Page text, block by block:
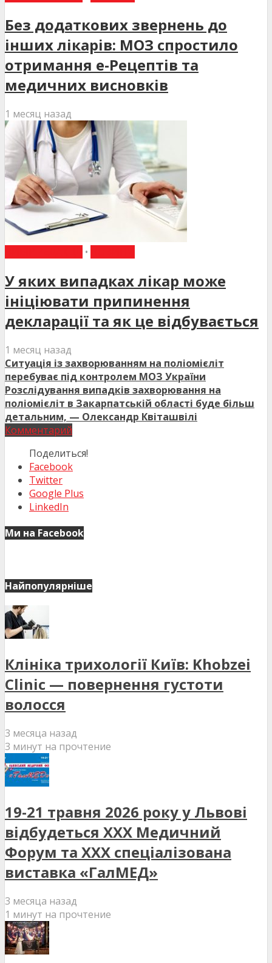
Без додаткових звернень до
інших лікарів: МОЗ спростило
отримання е-Рецептів та
медичних висновків
1 месяц назад
•
У яких випадках лікар може
ініціювати припинення
декларації та як це відбувається
1 месяц назад
Ситуація із захворюванням на поліомієліт
перебуває під контролем МОЗ України
Розслідування випадків захворювання на
поліомієліт в Закарпатській області буде більш
детальним, — Олександр Квіташвілі
Комментарий
Поделиться!
Facebook
Twitter
Google Plus
LinkedIn
Ми на Facebook
Найпопулярніше
Клініка трихології Київ: Khobzei
Clinic — повернення густоти
волосся
3 месяца назад
3 минут на прочтение
19-21 травня 2026 року у Львові
відбудеться XXX Медичний
Форум та XXX спеціалізована
виставка «ГалМЕД»
3 месяца назад
1 минут на прочтение